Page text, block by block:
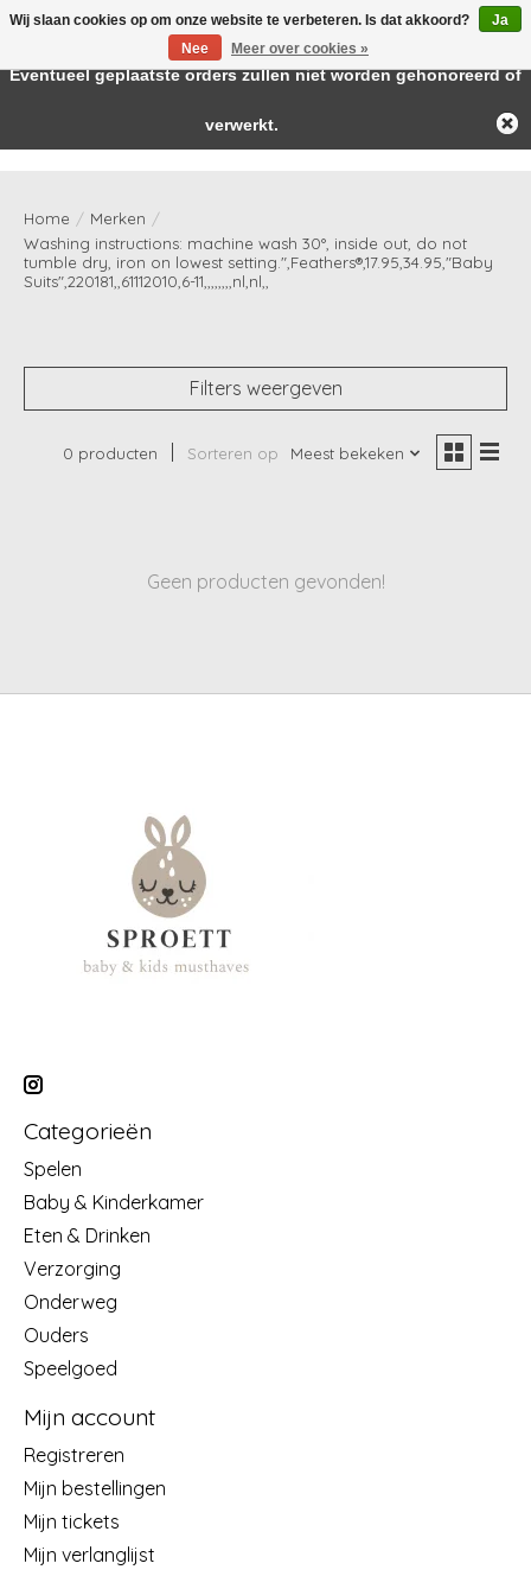
Home / Merken /
Washing instructions: machine wash 30°, inside out, do not
tumble dry, iron on lowest setting.",Feathers®,17.95,34.95,"Baby
Suits",220181,,61112010,6-11,,,,,,,,nl,nl,,
Filters weergeven
0 producten Sorteren op Meest bekeken
Geen producten gevonden!
Categorieën
Spelen
Baby & Kinderkamer
Eten & Drinken
Verzorging
Onderweg
Ouders
Speelgoed
Mijn account
Registreren
Mijn bestellingen
Mijn tickets
Mijn verlanglijst
Wij slaan cookies op om onze website te verbeteren. Is dat akkoord?
Ja
Nee
Meer over cookies »
← Keer terug naar de backofficeDeze winkel is in aanbouw.
Eventueel geplaatste orders zullen niet worden gehonoreerd of
verwerkt.